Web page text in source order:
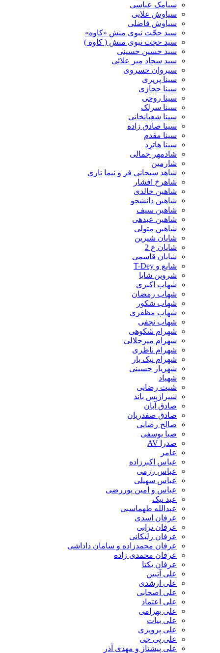
سیامک عباسی
سیاوش علایی
سیاوش فاضلی
سید حجّت نبوی منش «کاوه»
سید حجت نبوی منش ( کاوه )
سید حسین حسینى
سید سجاد میر علائی
سیروان خسروی
سینا پرپری
سینا حجازی
سینا روحی
سینا سرلک
سینا شعبانخانی
سینا صادق زاده
سینا مقدم
سینا هاترد
شادمهر جمالی
شارمین
شاهد سبحانی فر و نیما تاری
شاهرخ افشار
شاهین خالدی
شاهین دانشجو
شاهین سیف
شاهین عبدهی
شاهین متولی
شایان شیرین
شایان ع 2
شایان قاسمی
شایع و T-Dey
شروین شایا
شهاب اکبری
شهاب رمضان
شهاب شکور
شهاب مظفری
شهاب نجفی
شهرام شکوهی
شهرام میرجلالی
شهرام ناظری
شهرام نیک یار
شهریار حسینی
شهیاد
شیث رضایی
شیرازیس باند
صادق آبان
صادق صفدریان
صالح رضایی
صبا یوسفی
صدرا AV
عامر
عباس اکبرزاده
عباس رزمی
عباس سهیلی
عباس و امین پوررضی
عبد نیک
عبدالله طهماسبی‎
عرفان اسدی
عرفان ترابی
عرفان زلیکانی
عرفان محمدزاده و سامان داداشی
عرفان محمدی زاده
عرفان یکتا
علی آتبین
علی ارشدی
علی اصحابی
علی اعتماد
علی بهرامی
علی بیات
علی پرویزی
علی پی جی
علی پیشتاز و مهدی آذر